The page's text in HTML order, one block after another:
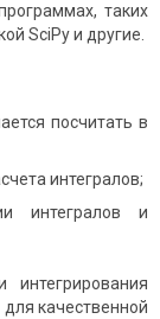
таких
SciPy и другие.
посчитать в
интегралов;
интегралов и
качественной